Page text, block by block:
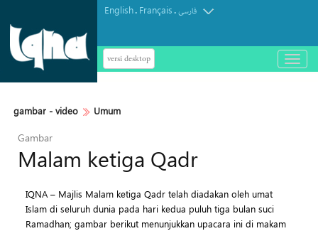
English. Français.فارسی
versi desktop
باز
و
gambar - video Umum
Gambar
Malam ketiga Qadr
IQNA – Majlis Malam ketiga Qadr telah diadakan oleh umat
Islam di seluruh dunia pada hari kedua puluh tiga bulan suci
Ramadhan; gambar berikut menunjukkan upacara ini di makam